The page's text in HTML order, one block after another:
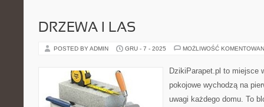
DRZEWA I LAS
POSTED BY ADMIN GRU - 7 - 2025 MOŻLIWOŚĆ
DzikiParapet.pl to miejsce
pokojowe wychodzą na
uwagi każdego domu. To